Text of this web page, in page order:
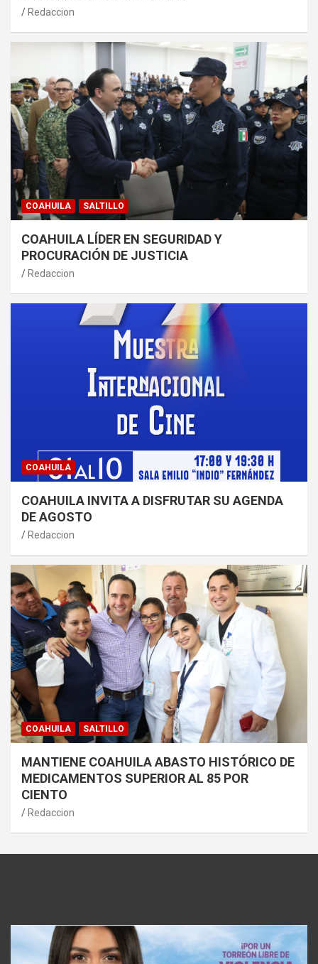
Redaccion
COAHUILA SALTILLO
COAHUILA LÍDER EN SEGURIDAD Y
PROCURACIÓN DE JUSTICIA
Redaccion
COAHUILA
COAHUILA INVITA A DISFRUTAR SU AGENDA
DE AGOSTO
Redaccion
COAHUILA SALTILLO
MANTIENE COAHUILA ABASTO HISTÓRICO DE
MEDICAMENTOS SUPERIOR AL 85 POR
CIENTO
Redaccion